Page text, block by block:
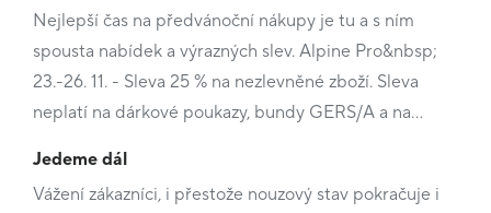
Nejlepší čas na předvánoční nákupy je tu a s ním
spousta nabídek a výrazných slev. Alpine Pro&nbsp;
23.-26. 11. - Sleva 25 % na nezlevněné zboží. Sleva
neplatí na dárkové poukazy, bundy GERS/A a na…
Jedeme dál
Vážení zákazníci, i přestože nouzový stav pokračuje i